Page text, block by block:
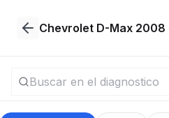
Chevrolet D-Max 2008